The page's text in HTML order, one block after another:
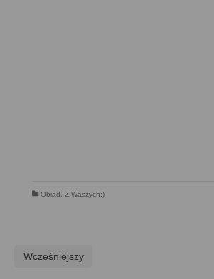
Obiad Z Waszych:)
Wcześniejszy